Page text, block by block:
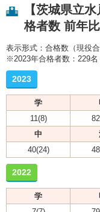
【茨城県立
格者数 前年
表示形式：合格数（現役合
※2023年合格者数：229
2023
学
11(8)
中
40(24)
2022
学